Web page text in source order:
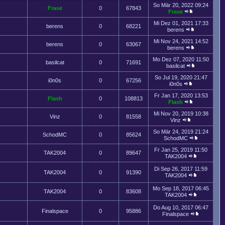
Frase 0 67843
So Mär 20, 2022 09:24
Frase
berens 0 68221
Mi Dez 01, 2021 17:33
berens
berens 0 63067
Mi Nov 24, 2021 14:52
berens
basilcat 0 71691
Mo Dez 07, 2020 11:50
basilcat
i0n0s 0 67256
So Jul 19, 2020 21:47
i0n0s
Flash 0 108813
Fr Jan 17, 2020 13:53
Flash
Vinz 0 81558
Mi Nov 20, 2019 10:38
Vinz
SchodMC 0 85624
So Mär 24, 2019 21:24
SchodMC
TAK2004 0 89647
Fr Jan 25, 2019 11:50
TAK2004
TAK2004 0 91390
Di Sep 26, 2017 11:59
TAK2004
TAK2004 0 83608
Mo Sep 18, 2017 06:45
TAK2004
Finalspace 0 95886
Do Aug 10, 2017 06:47
Finalspace